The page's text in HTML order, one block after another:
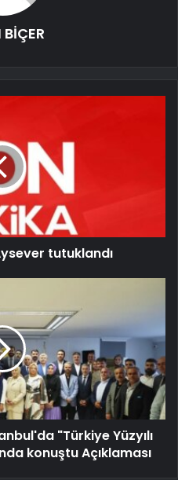
tutuklandı
"Türkiye Yüzyılı
konuştu Açıklaması